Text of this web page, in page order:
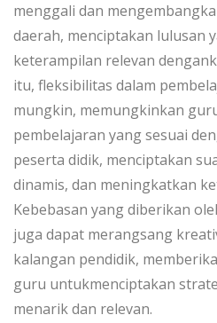
menggali dan
daerah, menciptakan lulusan
keterampilan relevan
itu, fleksibilitas dalam
mungkin, memungkinkan
pembelajaran yang sesuai
peserta didik, menciptakan
dinamis, dan meningkatkan
Kebebasan yang diberikan
juga dapat merangsang
kalangan pendidik,
guru untukmenciptakan
menarik dan relevan.